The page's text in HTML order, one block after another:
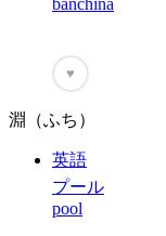
♥
淵（ふち）
英語
プール
pool